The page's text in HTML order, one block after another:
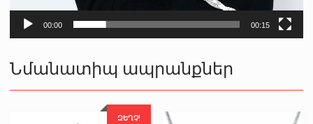
00:00 00:15
Նմանատիպ ապրանքներ
ԶԵՂՉ!